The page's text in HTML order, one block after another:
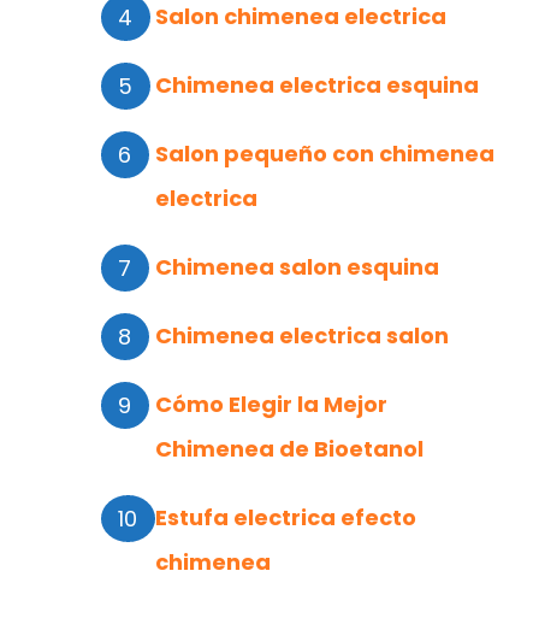
Salon chimenea electrica
Chimenea electrica esquina
Salon pequeño con chimenea
electrica
Chimenea salon esquina
Chimenea electrica salon
Cómo Elegir la Mejor
Chimenea de Bioetanol
Estufa electrica efecto
chimenea